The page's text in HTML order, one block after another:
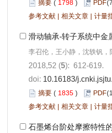
摘要 ( 1798 ) PDF
参考文献 | 相关文章 | 计量
滑动轴承-转子系统中金
李召伦，王小静，沈轶钒，
2018,52 (5): 612-619.
doi: 10.16183/
摘要 ( 1835 ) PDF
参考文献 | 相关文章 | 计量
石墨烯台阶处摩擦特性